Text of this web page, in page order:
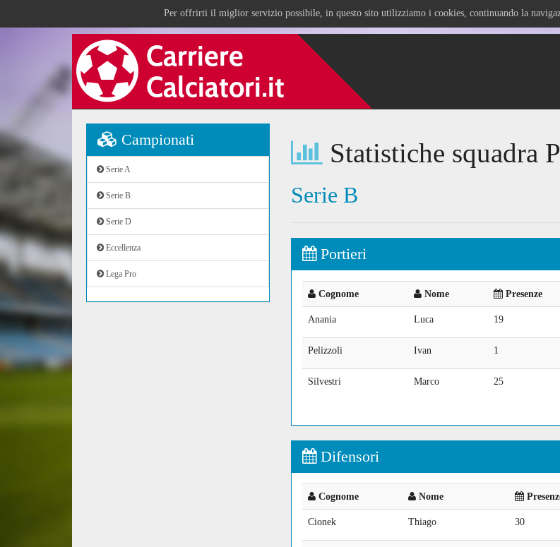
Per offrirti il miglior servizio possibile, in questo sito utilizziamo i cookies, continuando la
Campionati
Serie A
Serie B
Serie D
Eccellenza
Lega Pro
Statistiche squadra
Serie B
Portieri
Cognome Nome Presenze
Anania Luca 19
Pelizzoli Ivan 1
Silvestri Marco 25
Difensori
Cognome Nome
Cionek Thiago 30